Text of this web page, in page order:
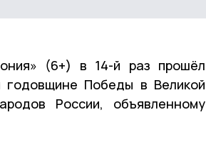
(6+) в 14-й раз прошёл
годовщине Победы в Великой
России, объявленному